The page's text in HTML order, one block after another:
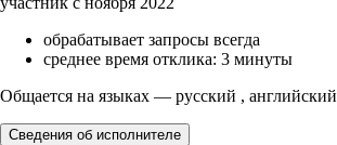
обрабатывает запросы всегда
среднее время отклика: 3 минуты
Общается на языках — русский , английский
Сведения об исполнителе